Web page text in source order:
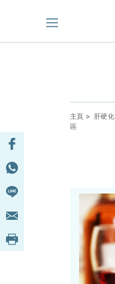
主頁 > 肝硬化
區